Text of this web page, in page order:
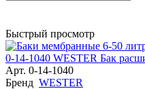
Быстрый просмотр
0-14-1040 WESTER Бак
Арт. 0-14-1040
Бренд WESTER